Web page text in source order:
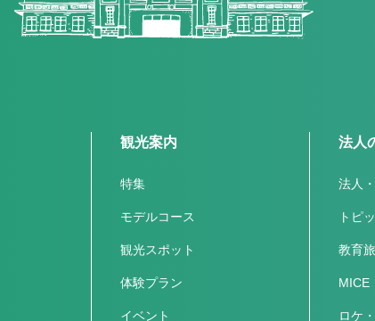
観光案内
特集
モデルコース
観光スポット
体験プラン
イベント
法人
法人
トピ
教育
MICE
ロケ